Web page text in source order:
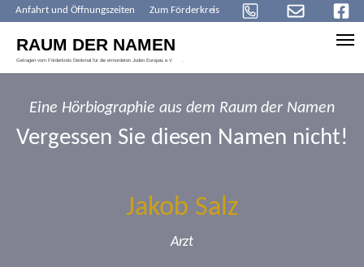
Anfahrt und Öffnungszeiten Zum Förderkreis
Eine Hörbiographie aus dem Raum der Namen
Vergessen Sie diesen Namen nicht!
Jakob Salz
Arzt